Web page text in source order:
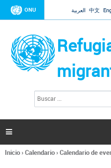
Jump to
ONU العربية 中文
l
s

Se
Inicio›Calendario›Calendario de